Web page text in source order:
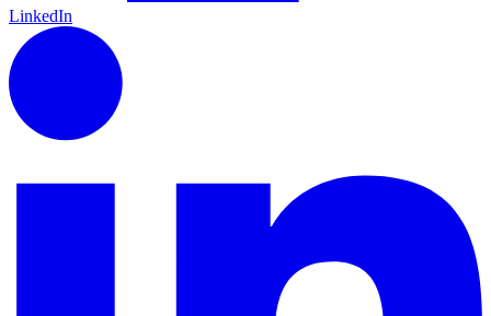
LinkedIn